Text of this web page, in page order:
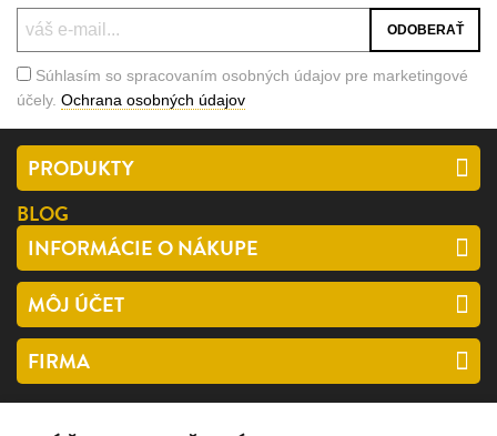
Súhlasím so spracovaním osobných údajov pre marketingové
účely. Ochrana osobných údajov
PRODUKTY
BLOG
INFORMÁCIE O NÁKUPE
MÔJ ÚČET
FIRMA